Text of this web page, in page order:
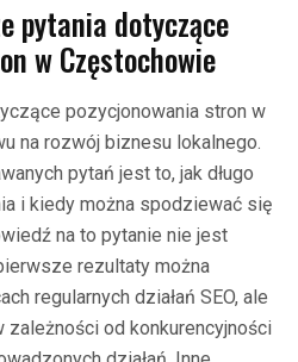
pytania dotyczące
w Częstochowie
pozycjonowania stron w
na rozwój biznesu lokalnego.
pytań jest to, jak długo
i kiedy można spodziewać się
na to pytanie nie jest
rezultaty można
regularnych działań SEO, ale
od konkurencyjności